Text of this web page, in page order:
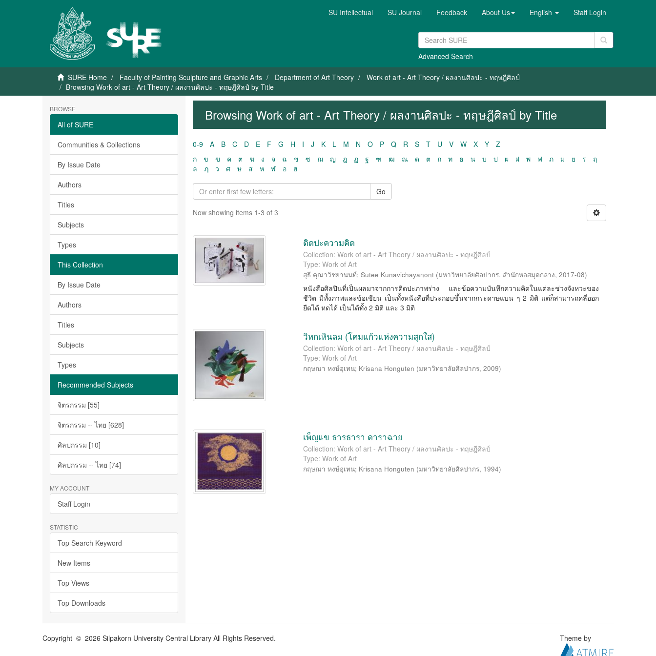
SU Intellectual SU Journal Feedback About Us English Staff Login
Advanced Search
SURE Home Faculty of Painting Sculpture and Graphic Arts Department of Art Theory
Work of art - Art Theory / ผลงานศิลปะ - ทฤษฎีศิลป์
Browsing Work of art - Art Theory / ผลงานศิลปะ - ทฤษฎีศิลป์ by Title
BROWSE
All of SURE
Communities & Collections
By Issue Date
Authors
Titles
Subjects
Types
This Collection
By Issue Date
Authors
Titles
Subjects
Types
Recommended Subjects
จิตรกรรม [55]
จิตรกรรม -- ไทย [628]
ศิลปกรรม [10]
ศิลปกรรม -- ไทย [74]
MY ACCOUNT
Staff Login
STATISTIC
Top Search Keyword
New Items
Top Views
Top Downloads
Browsing Work of art - Art Theory / ผลงานศิลปะ - ทฤษฎีศิลป์ by Title
0-9 A B C D E F G H I J K L M N O P Q R S T U V W X Y
Z
ก
ข ฃ ค ฅ ฆ ง จ ฉ ช ซ ฌ ญ ฎ ฏ ฐ ฑ ฒ ณ ด ต ถ ท ธ น บ ป ผ ฝ พ ฟ ภ ม ย ร
ฤ
ล
ฦ ว ศ ษ ส ห ฬ อ ฮ
Go
Now showing items 1-3 of 3
ติดปะความคิด
Collection: Work of art - Art Theory / ผลงานศิลปะ - ทฤษฎีศิลป์
Type: Work of Art
สุธี คุณาวิชยานนท์;Sutee Kunavichayanont (มหาวิทยาลัยศิลปากร. สำนักหอสมุดกลาง,2017-08)
หนังสือศิลปินที่เป็นผลมาจากการติดปะภาพร่าง และข้อความบันทึกความคิดในแต่ละช่วงจังหวะของ
ชีวิต มีทั้งภาพและข้อเขียน เป็นทั้งหนังสือที่ประกอบขึ้นจากกระดาษแบน ๆ 2 มิติ แต่ก็สามารถคลี่ออก
ยืดได้ หดได้ เป็นได้ทั้ง 2 มิติ และ 3 มิติ
วิหกเหินลม (โคมแก้วแห่งความสุกใส)
Collection: Work of art - Art Theory / ผลงานศิลปะ - ทฤษฎีศิลป์
Type: Work of Art
กฤษณา หงษ์อุเทน; Krisana Honguten (มหาวิทยาลัยศิลปากร,2009)
เพ็ญแข ธารธารา ดาราฉาย
Collection: Work of art - Art Theory / ผลงานศิลปะ - ทฤษฎีศิลป์
Type: Work of Art
กฤษณา หงษ์อุเทน; Krisana Honguten (มหาวิทยาลัยศิลปากร, 1994)
Copyright © 2026 Silpakorn University Central Library All Rights Reserved. Theme by